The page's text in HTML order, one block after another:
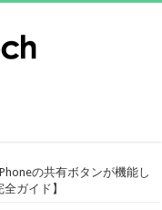
の共有ボタンが機能し
ガイド】